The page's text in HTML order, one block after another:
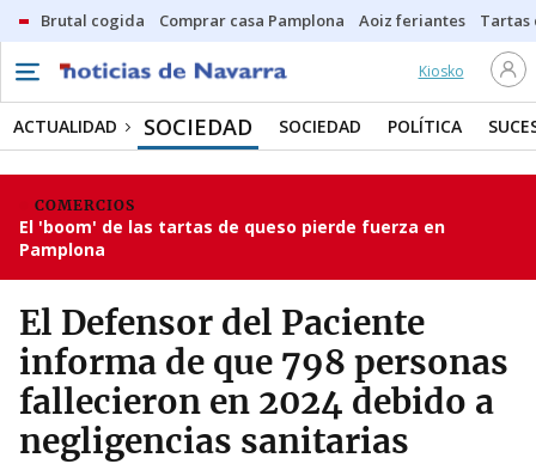
Brutal cogida Comprar casa Pamplona Aoiz feriantes Tartas
Kiosko
ACTUALIDAD SOCIEDAD SOCIEDAD POLÍTICA
COMERCIOS
El 'boom' de las tartas de queso pierde fuerza en
Pamplona
El Defensor del Paciente
informa de que 798 personas
fallecieron en 2024 debido a
negligencias sanitarias